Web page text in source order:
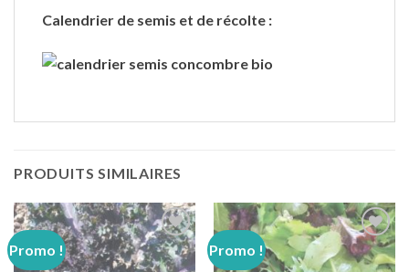
Calendrier de semis et de récolte :
PRODUITS SIMILAIRES
Promo ! Promo !